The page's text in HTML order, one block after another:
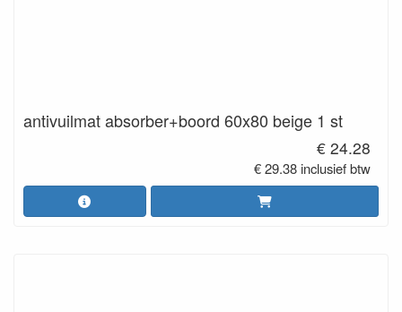
antivuilmat absorber+boord 60x80 beige 1 st
€ 24.28
€ 29.38 inclusief btw